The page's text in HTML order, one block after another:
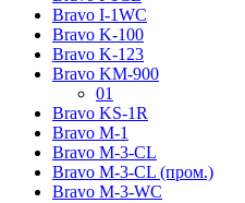
Bravo I-1WC
Bravo K-100
Bravo K-123
Bravo KM-900
01
Bravo KS-1R
Bravo M-1
Bravo M-3-CL
Bravo M-3-CL (пром.)
Bravo M-3-WC